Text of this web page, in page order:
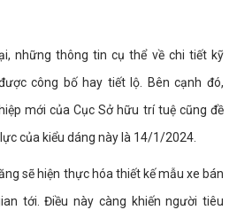
những thông tin cụ thể về chi tiết kỹ
công bố hay tiết lộ. Bên cạnh đó,
mới của Cục Sở hữu trí tuệ cũng đề
của kiểu dáng này là 14/1/2024.
sẽ hiện thực hóa thiết kế mẫu xe bán
tới. Điều này càng khiến người tiêu